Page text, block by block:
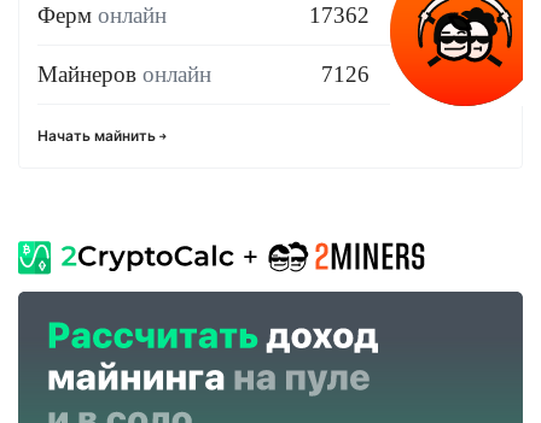
Ферм онлайн 17362
Майнеров онлайн 7126
Начать майнить